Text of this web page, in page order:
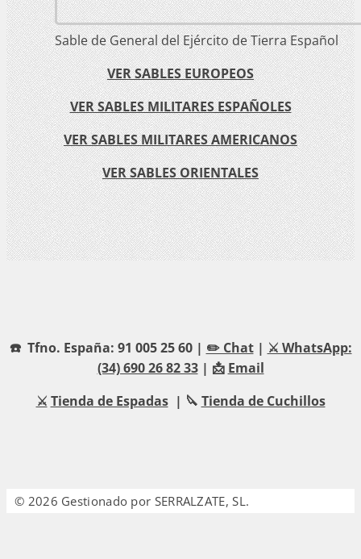
Sable de General del Ejército de Tierra Español
VER SABLES EUROPEOS
VER SABLES MILITARES ESPAÑOLES
VER SABLES MILITARES AMERICANOS
VER SABLES ORIENTALES
☎️ Tfno. España: 91 005 25 60 | ✏️ Chat| ⚔️ WhatsApp:
(34) 690 26 82 33| 📩 Email
⚔️ Tienda de Espadas| 🔪 Tienda de Cuchillos
© 2026 Gestionado por SERRALZATE, SL.